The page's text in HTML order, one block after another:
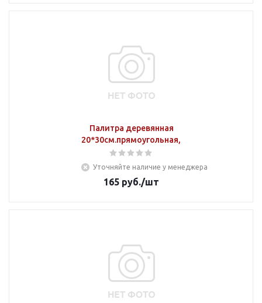
Палитра деревянная
20*30см.прямоугольная,фанера
Уточняйте наличие у менеджера
165 руб./шт